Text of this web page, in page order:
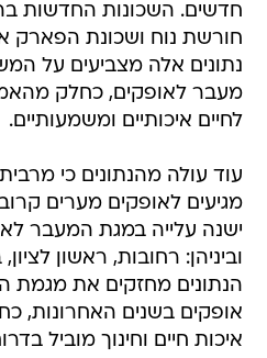
חדשים. השכונות החדשות
חורשת נוח ושכונת הפארק
נתונים אלה מצביעים על
מעבר לאופקים, כחלק
לחיים איכותיים ומשמעותיים.
עוד עולה מהנתונים כי
מגיעים לאופקים מערים
ישנה עלייה במגת המעבר
וביניהן: רחובות, ראשון
הנתונים מחזקים את מגמת
אופקים בשנים האחרונות,
איכות חיים וחינוך מוביל